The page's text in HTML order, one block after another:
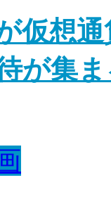
仮想
が集